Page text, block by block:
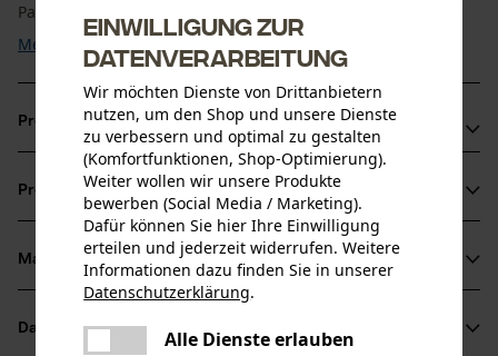
Passform sowie ...
Mehr anzeigen
Produktvorteile
Gartenhandschuhe mit sehr guter Griffigkeit
Längere Haltbarkeit dank robuster Besätze
Hochelastisches Band mit stabilem Klettverschluss für
optimalen Sitz der Schutzhandschuhe
Produktinformationen
Produktdetails
Aktivitätstyp
Arbeiten, Schützen
Material & Pflege
Datenblätter
Einwilligung zur
Datenverarbeitung
Wir möchten Dienste von Drittanbietern
nutzen, um den Shop und unsere Dienste
zu verbessern und optimal zu gestalten
(Komfortfunktionen, Shop-Optimierung).
Weiter wollen wir unsere Produkte
bewerben (Social Media / Marketing).
Dafür können Sie hier Ihre Einwilligung
erteilen und jederzeit widerrufen. Weitere
Informationen dazu finden Sie in unserer
Datenschutzerklärung.
Alle Dienste erlauben
Es ist ein Fehler aufgetreten. Bitte